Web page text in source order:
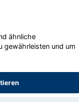
ähnliche
gewährleisten und um